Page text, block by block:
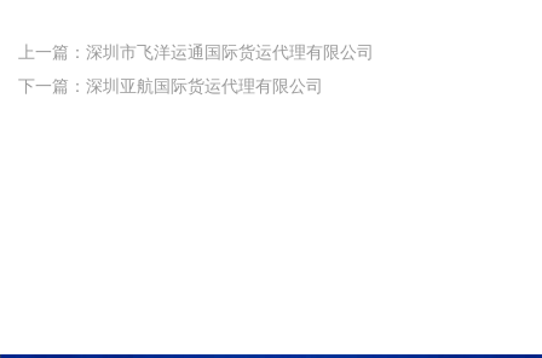
上一篇：深圳市飞洋运通国际货运代理有限公司
下一篇：深圳亚航国际货运代理有限公司